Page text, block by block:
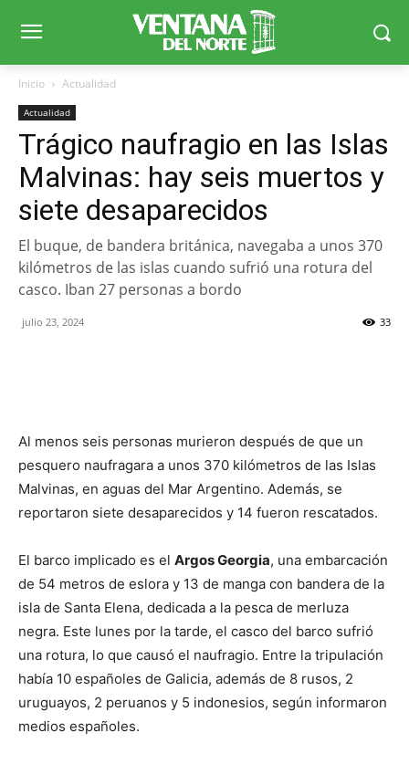
Inicio Actualidad
Actualidad
Trágico naufragio en las Islas
Malvinas: hay seis muertos y
siete desaparecidos
El buque, de bandera británica, navegaba a unos 370
kilómetros de las islas cuando sufrió una rotura del
casco. Iban 27 personas a bordo
julio 23, 2024 33
Al menos seis personas murieron después de que un
pesquero naufragara a unos 370 kilómetros de las Islas
Malvinas, en aguas del Mar Argentino. Además, se
reportaron siete desaparecidos y 14 fueron rescatados.
El barco implicado es el Argos Georgia, una embarcación
de 54 metros de eslora y 13 de manga con bandera de la
isla de Santa Elena, dedicada a la pesca de merluza
negra. Este lunes por la tarde, el casco del barco sufrió
una rotura, lo que causó el naufragio. Entre la tripulación
había 10 españoles de Galicia, además de 8 rusos, 2
uruguayos, 2 peruanos y 5 indonesios, según informaron
medios españoles.